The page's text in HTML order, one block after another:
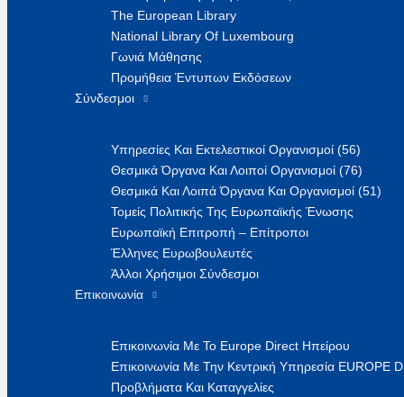
The European Library
National Library Of Luxembourg
Γωνιά Μάθησης
Προμήθεια Έντυπων Εκδόσεων
Σύνδεσμοι
Υπηρεσίες Και Εκτελεστικοί Οργανισμοί (56)
Θεσμικά Όργανα Και Λοιποί Οργανισμοί (76)
Θεσμικά Και Λοιπά Όργανα Και Οργανισμοί (51)
Τομείς Πολιτικής Της Ευρωπαϊκής Ένωσης
Ευρωπαϊκή Επιτροπή – Επίτροποι
Έλληνες Ευρωβουλευτές
Άλλοι Χρήσιμοι Σύνδεσμοι
Επικοινωνία
Επικοινωνία Με Το Europe Direct Ηπείρου
Επικοινωνία Με Την Κεντρική Υπηρεσία EUROPE
Προβλήματα Και Καταγγελίες